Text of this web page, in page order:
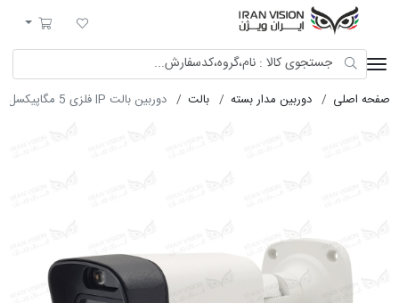
لیست مورد علاقه
سبد خرید
صفحه اصلی دوربین مدار بسته بالت دوربین بالت IP فلزی 5 مگاپیکسل با لنز 2.8 استارلایت شب رنگی میکروفون داخلی